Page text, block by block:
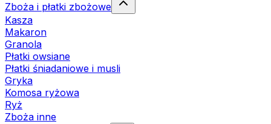
Zboża i płatki zbożowe
Kasza
Makaron
Granola
Płatki owsiane
Płatki śniadaniowe i musli
Gryka
Komosa ryżowa
Ryż
Zboża inne